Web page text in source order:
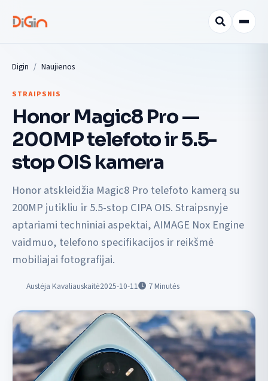
Digin Naujienos
STRAIPSNIS
Honor Magic8 Pro —
200MP telefoto ir 5.5-
stop OIS kamera
Honor atskleidžia Magic8 Pro telefoto kamerą su
200MP jutikliu ir 5.5-stop CIPA OIS. Straipsnyje
aptariami techniniai aspektai, AIMAGE Nox Engine
vaidmuo, telefono specifikacijos ir reikšmė
mobiliajai fotografijai.
Austėja Kavaliauskaitė2025-10-11 7Minutės